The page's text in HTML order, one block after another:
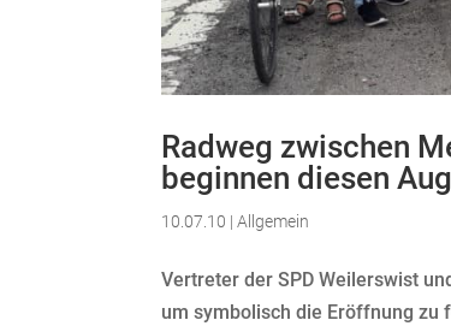
Radweg zwischen
beginnen diesen
10.07.10 |Allgemein
Vertreter der SPD Weilerswist
um symbolisch die Eröffnung zu